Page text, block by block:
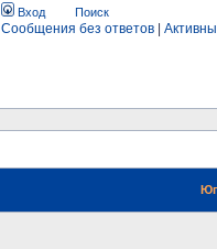
Вход Поиск
Сообщения без ответов